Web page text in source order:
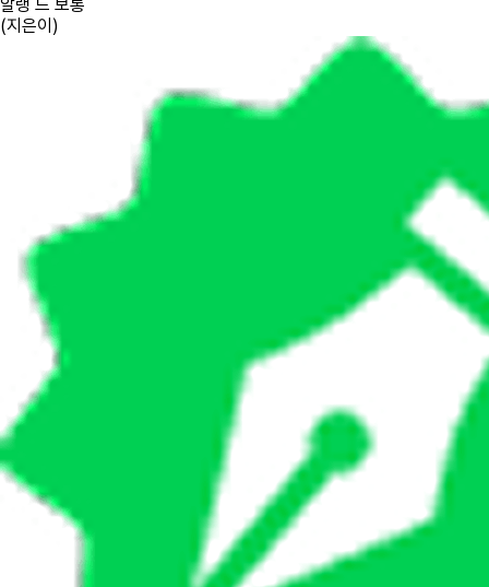
알랭 드 보통
(지은이 )